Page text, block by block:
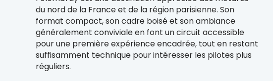
du nord de la France et de la région parisienne. Son
format compact, son cadre boisé et son ambiance
généralement conviviale en font un circuit accessible
pour une première expérience encadrée, tout en restant
suffisamment technique pour intéresser les pilotes plus
réguliers.